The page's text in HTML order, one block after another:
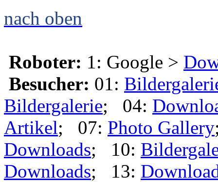
nach oben
Roboter: 1: Google >
Besucher: 01:
Bildergalerie; 04:
Artikel; 07: Photo Gallery
Downloads; 10:
Downloads; 13: